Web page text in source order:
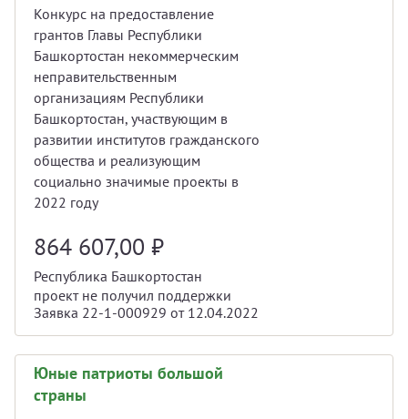
Конкурс на предоставление
грантов Главы Республики
Башкортостан некоммерческим
неправительственным
организациям Республики
Башкортостан, участвующим в
развитии институтов гражданского
общества и реализующим
социально значимые проекты в
2022 году
864 607,00 ₽
Республика Башкортостан
проект не получил поддержки
Заявка 22-1-000929 от 12.04.2022
Юные патриоты большой
страны